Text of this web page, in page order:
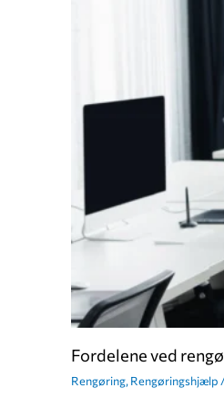
Fordelene ved
Rengøring, Rengøringshjælp